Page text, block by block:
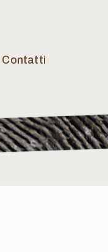
Contatti